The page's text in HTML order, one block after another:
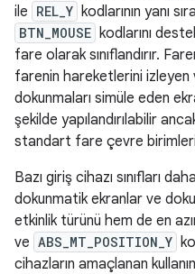
ile REL_Y kodlarının yanı sıra
BTN_MOUSE kodlarını
fare olarak sınıflandırır.
farenin hareketlerini izleyen
dokunmaları simüle eden
şekilde yapılandırılabilir
standart fare çevre
Bazı giriş cihazı sınıfları
dokunmatik ekranlar ve
etkinlik türünü hem de en
ve ABS_MT_POSITION_Y
cihazların amaçlanan